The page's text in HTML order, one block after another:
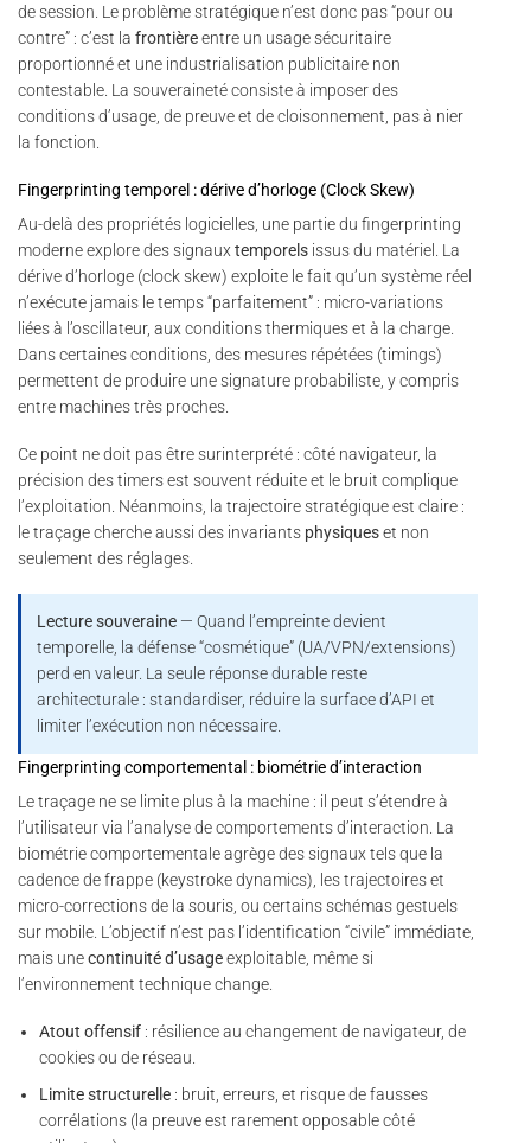
de session. Le problème stratégique n’est donc pas “pour ou
contre” : c’est la frontièreentre un usage sécuritaire
proportionné et une industrialisation publicitaire non
contestable. La souveraineté consiste à imposer des
conditions d’usage, de preuve et de cloisonnement, pas à nier
la fonction.
Fingerprinting temporel : dérive d’horloge (Clock Skew)
Au-delà des propriétés logicielles, une partie du fingerprinting
moderne explore des signaux temporels issus du matériel. La
dérive d’horloge (clock skew) exploite le fait qu’un système réel
n’exécute jamais le temps “parfaitement” : micro-variations
liées à l’oscillateur, aux conditions thermiques et à la charge.
Dans certaines conditions, des mesures répétées (timings)
permettent de produire une signature probabiliste, y compris
entre machines très proches.
Ce point ne doit pas être surinterprété : côté navigateur, la
précision des timers est souvent réduite et le bruit complique
l’exploitation. Néanmoins, la trajectoire stratégique est claire :
le traçage cherche aussi des invariants physiqueset non
seulement des réglages.
Lecture souveraine— Quand l’empreinte devient
temporelle, la défense “cosmétique” (UA/VPN/extensions)
perd en valeur. La seule réponse durable reste
architecturale : standardiser, réduire la surface d’API et
limiter l’exécution non nécessaire.
Fingerprinting comportemental : biométrie d’interaction
Le traçage ne se limite plus à la machine : il peut s’étendre à
l’utilisateur via l’analyse de comportements d’interaction. La
biométrie comportementale agrège des signaux tels que la
cadence de frappe (keystroke dynamics), les trajectoires et
micro-corrections de la souris, ou certains schémas gestuels
sur mobile. L’objectif n’est pas l’identification “civile” immédiate,
mais unecontinuité d’usageexploitable, même si
l’environnement technique change.
Atout offensif : résilience au changement de navigateur, de
cookies ou de réseau.
Limite structurelle : bruit, erreurs, et risque de fausses
corrélations (la preuve est rarement opposable côté